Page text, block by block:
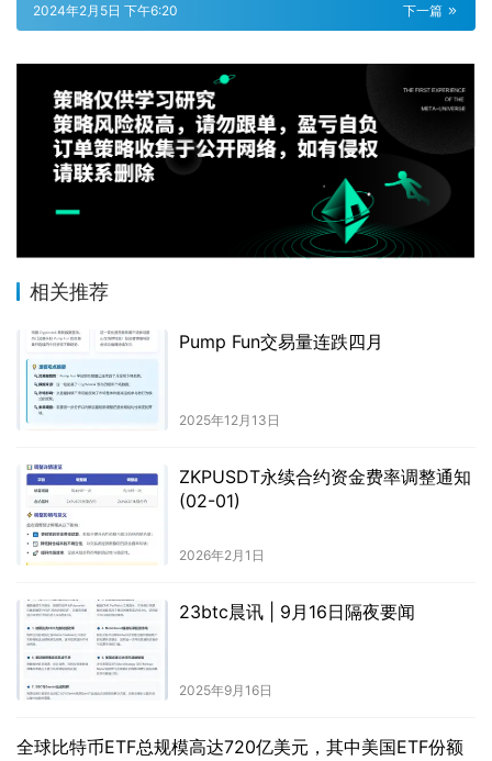
下一篇
2024年2月5日 下午6:20
相关推荐
Pump Fun交易量连跌四月
2025年12月13日
ZKPUSDT永续合约资金费率调整通知
(02-01)
2026年2月1日
23btc晨讯 | 9月16日隔夜要闻
2025年9月16日
全球比特币ETF总规模高达720亿美元，其中美国ETF份额